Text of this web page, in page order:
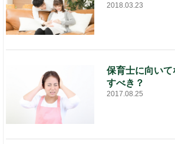
2018.03.23
保育士に向い
すべき？
2017.08.25